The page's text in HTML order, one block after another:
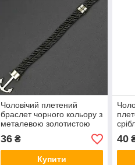
Чоловічий плетений
браслет чорного кольору з
металевою золотистою
вставкою як якір довжина
23 см
36₴
Купити
22
40